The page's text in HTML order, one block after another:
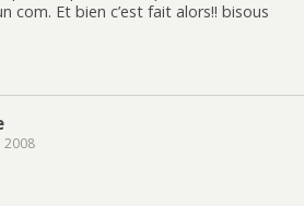
com. Et bien c’est fait alors!! bisous
2008